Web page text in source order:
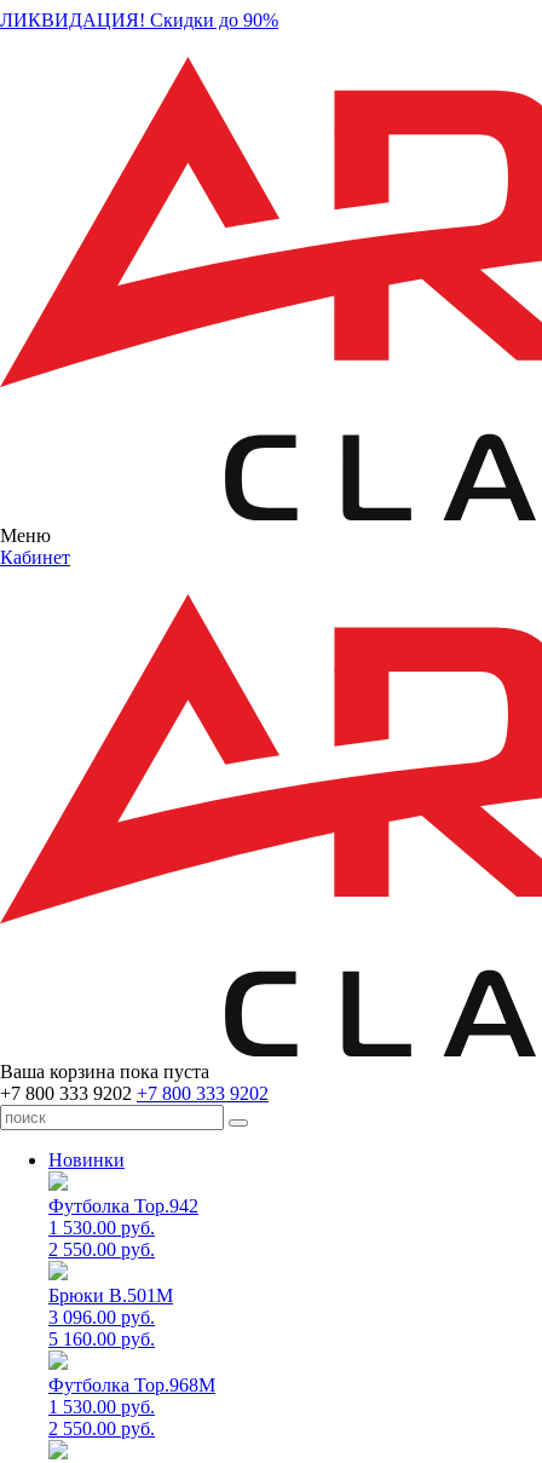
ЛИКВИДАЦИЯ! Скидки до 90%
Меню
Кабинет
Ваша корзина пока пуста
+7 800 333 9202 +7 800 333 9202
Новинки
Футболка Top.942
1 530.00 руб.
2 550.00 руб.
Брюки B.501M
3 096.00 руб.
5 160.00 руб.
Футболка Top.968M
1 530.00 руб.
2 550.00 руб.